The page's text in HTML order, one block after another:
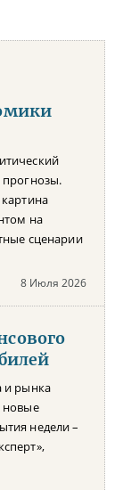
прогнозы.
на
сценарии
8 Июля 2026
и рынка
новые
недели –